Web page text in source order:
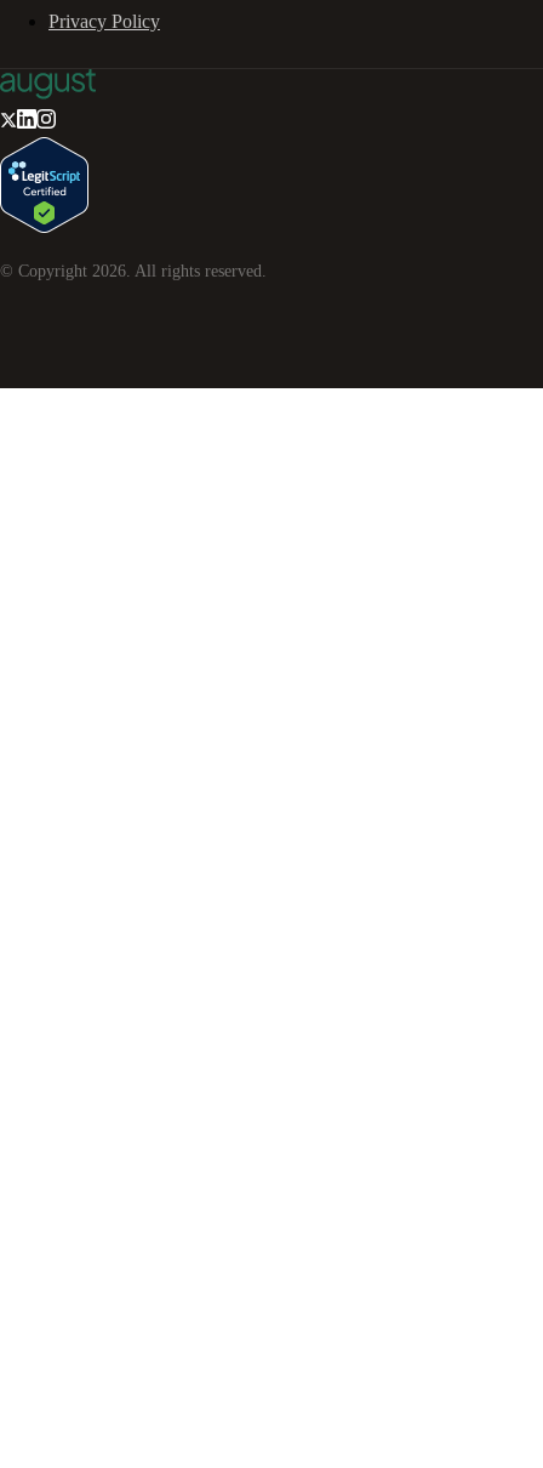
Privacy Policy
© Copyright 2026 . All rights reserved.